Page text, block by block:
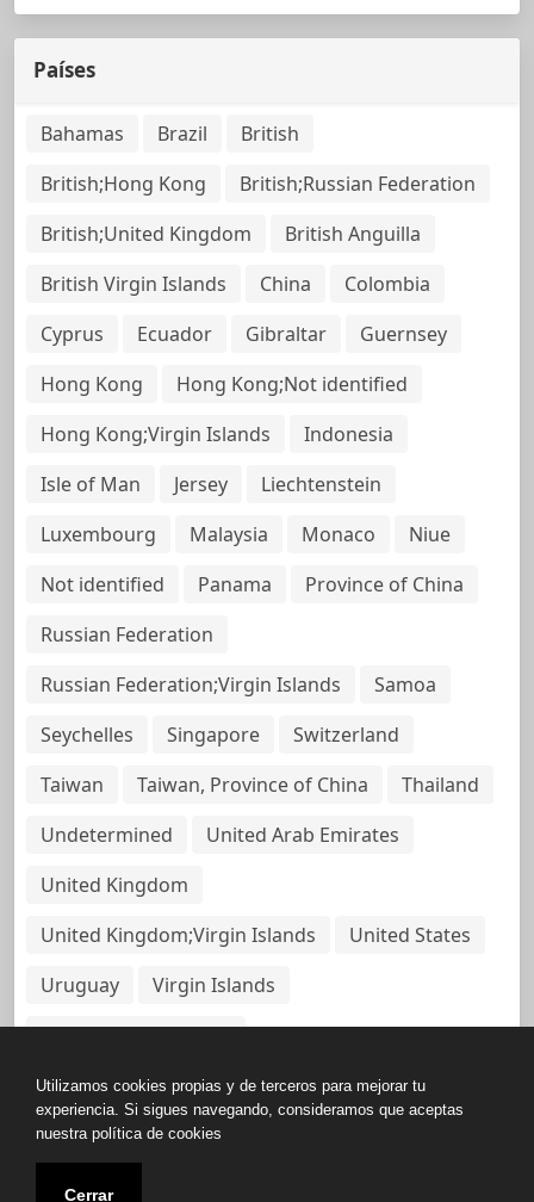
Países
Bahamas Brazil
British
British;Hong Kong
British;Russian Federation
British;United Kingdom
British Anguilla
British Virgin Islands
China
Colombia
Cyprus
Ecuador Gibraltar
Guernsey
Hong Kong
Hong Kong;Not identified
Hong Kong;Virgin Islands
Indonesia
Isle of Man
Jersey
Liechtenstein
Luxembourg
Malaysia Monaco
Niue
Not identified
Panama
Province of China
Russian Federation
Russian Federation;Virgin Islands
Samoa
Seychelles
Singapore
Switzerland
Taiwan
Taiwan, Province of China
Thailand
Undetermined
United Arab Emirates
United Kingdom
United Kingdom;Virgin Islands
United States
Uruguay
Virgin Islands
Virgin Islands, British
Copyright © All rights reserved.
Utilizamos cookies propias y de terceros para mejorar tu
experiencia. Si sigues navegando, consideramos que aceptas
nuestra política de cookies
Cerrar